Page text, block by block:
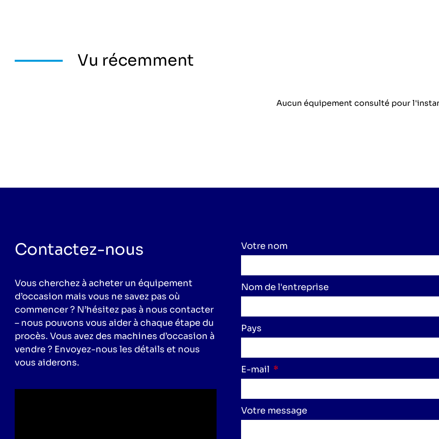
Vu récemment
Aucun équipement consulté pour
Contactez-nous
Vous cherchez à acheter un équipement
d’occasion mais vous ne savez pas où
commencer ? N’hésitez pas à nous contacter
– nous pouvons vous aider à chaque étape du
procès. Vous avez des machines d’occasion à
vendre ? Envoyez-nous les détails et nous
vous aiderons.
Votre nom
Nom de l'entreprise
Pays
E-mail
Votre message